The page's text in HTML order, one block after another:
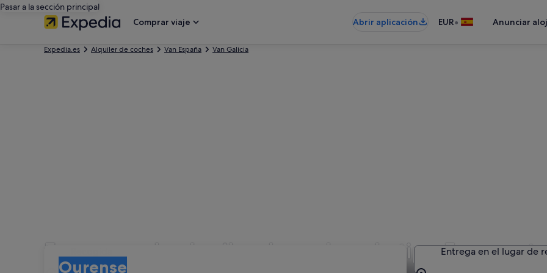
Pasar a la sección principal
Comprar viaje
Abrir aplicación EUR• Anunciar
Expedia.es Alquiler de coches Van España Van Galicia
Empresas de alquiler de coches de tipo
Ourense
Entrega en el lugar de